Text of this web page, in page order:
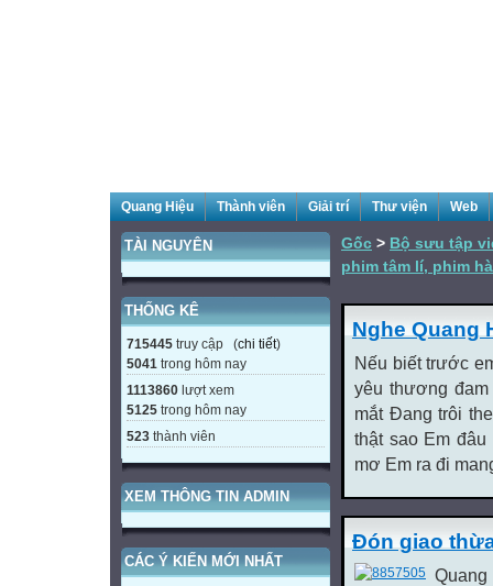
Quang Hiệu Thành viên Giải trí Thư viện Web
TÀI NGUYÊN
THỐNG KÊ
715445 truy cập (chi tiết)
5041 trong hôm nay
1113860 lượt xem
5125 trong hôm nay
523 thành viên
XEM THÔNG TIN ADMIN
CÁC Ý KIẾN MỚI NHẤT
Gốc > Bộ sưu tập
phim tâm lí, phim
Nghe Quang
Nếu biết trước
yêu thương
mắt Đang trôi
thật sao Em
mơ Em ra đi
Đón giao
Quang